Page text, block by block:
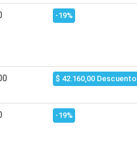
-19%
$ 42.160,00 Descuento
-19%